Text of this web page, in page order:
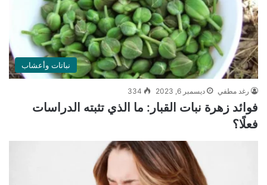
نباتات وأعشاب
رغد مطفي ديسمبر 6, 2023 334
فوائد زهرة نبات القبار: ما الذي تثبته الدراسات
فعلًا؟